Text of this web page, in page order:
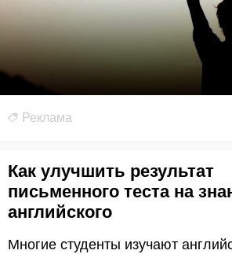
Реклама
Как улучшить результат
письменного теста на
английского
Многие студенты изучают